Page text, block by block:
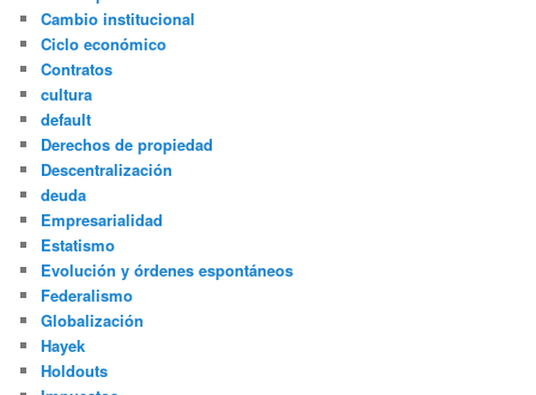
Cambio institucional
Ciclo económico
Contratos
cultura
default
Derechos de propiedad
Descentralización
deuda
Empresarialidad
Estatismo
Evolución y órdenes espontáneos
Federalismo
Globalización
Hayek
Holdouts